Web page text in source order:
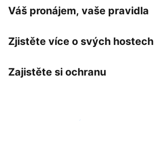
Váš pronájem, vaše pravidla
Zjistěte více o svých hostech
Zajistěte si ochranu
Zaregistrovat ubytování už dnes